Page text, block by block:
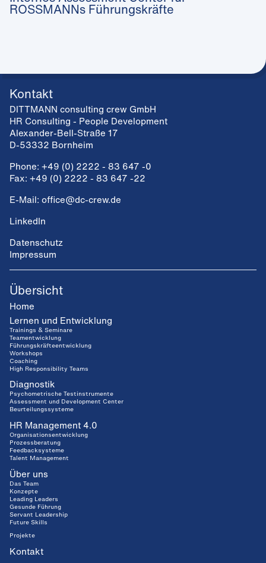
ROSSMANNs Führungskräfte
Kontakt
DITTMANN consulting crew GmbH
HR Consulting - People Development
Alexander-Bell-Straße 17
D-53332 Bornheim
Phone: +49 (0) 2222 - 83 647 -0
Fax: +49 (0) 2222 - 83 647 -22
E-Mail: office@dc-crew.de
LinkedIn
Datenschutz
Impressum
Übersicht
Home
Lernen und Entwicklung
Trainings & Seminare
Teamentwicklung
Führungskräfteentwicklung
Workshops
Coaching
High Responsibility Teams
Diagnostik
Psychometrische Testinstrumente
Assessment und Development Center
Beurteilungssysteme
HR Management 4.0
Organisationsentwicklung
Prozessberatung
Feedbacksysteme
Talent Management
Über uns
Das Team
Konzepte
Leading Leaders
Gesunde Führung
Servant Leadership
Future Skills
Projekte
Kontakt